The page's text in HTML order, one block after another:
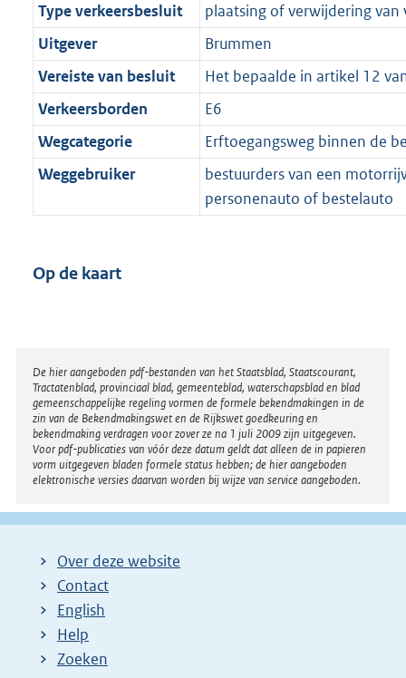
Type verkeersbesluit
plaatsing of verwijdering van
Uitgever
Brummen
Vereiste van besluit
Het bepaalde in artikel 12
Verkeersborden
E6
Wegcategorie
Erftoegangsweg binnen de
Weggebruiker
bestuurders van een
personenauto of bestelauto
Op de kaart
Disclaimer
De hier aangeboden pdf-bestanden van het Staatsblad, Staatscourant,
Tractatenblad, provinciaal blad, gemeenteblad, waterschapsblad en blad
gemeenschappelijke regeling vormen de formele bekendmakingen in de
zin van de Bekendmakingswet en de Rijkswet goedkeuring en
bekendmaking verdragen voor zover ze na 1 juli 2009 zijn uitgegeven.
Voor pdf-publicaties van vóór deze datum geldt dat alleen de in papieren
vorm uitgegeven bladen formele status hebben; de hier aangeboden
elektronische versies daarvan worden bij wijze van service aangeboden.
Over deze website
Contact
English
Help
Zoeken